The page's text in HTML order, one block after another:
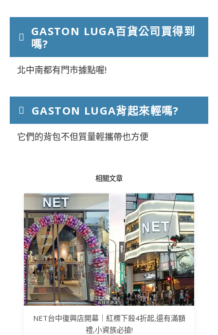
GASTON LUGA百貨公司買得到
嗎?
北中南都有門市據點喔!
GASTON LUGA背起來輕嗎?
它們的背包不但質量輕攜帶也方便
相關文章
NET台中復興店開幕｜紅標下殺4折起,還有滿額
禮,小資族必搶!